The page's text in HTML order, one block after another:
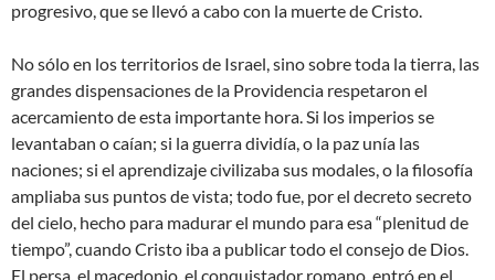
progresivo, que se llevó a cabo con la muerte de Cristo.
No sólo en los territorios de Israel, sino sobre toda la tierra, las
grandes dispensaciones de la Providencia respetaron el
acercamiento de esta importante hora. Si los imperios se
levantaban o caían; si la guerra dividía, o la paz unía las
naciones; si el aprendizaje civilizaba sus modales, o la filosofía
ampliaba sus puntos de vista; todo fue, por el decreto secreto
del cielo, hecho para madurar el mundo para esa “plenitud de
tiempo”, cuando Cristo iba a publicar todo el consejo de Dios.
El persa, el macedonio, el conquistador romano, entró en el